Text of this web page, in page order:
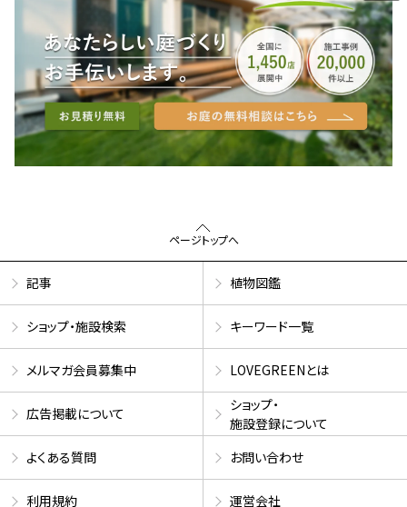
ページトップへ
記事 植物図鑑
ショップ・施設検索 キーワード一覧
メルマガ会員募集中 LOVEGREENとは
広告掲載について
ショップ・
施設登録について
よくある質問
お問い合わせ
利用規約 運営会社